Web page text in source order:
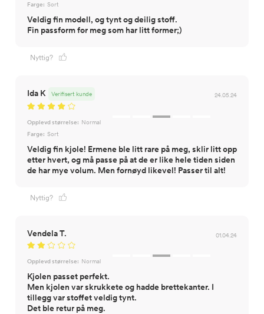
Farge: Sort
Veldig fin modell, og tynt og deilig stoff.
Fin passform for meg som har litt former;)
Nyttig?
Ida K 24.05.24
Verifisert kunde
Opplevd størrelse: Normal
Farge: Sort
Veldig fin kjole! Ermene ble litt rare på meg, sklir litt opp
etter hvert, og må passe på at de er like hele tiden siden
de har mye volum. Men fornøyd likevel! Passer til alt!
Nyttig?
Vendela T. 01.04.24
Opplevd størrelse: Normal
Kjolen passet perfekt.
Men kjolen var skrukkete og hadde brettekanter. I
tillegg var stoffet veldig tynt.
Det ble retur på meg.